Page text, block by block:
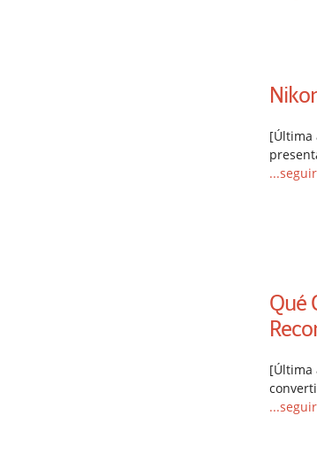
[Última
Qué
[Última